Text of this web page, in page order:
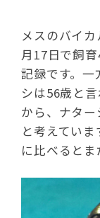
メスのバイ
月17日で飼
記録です。
シは56歳と
から、ナタ
と考えてい
に比べるとま